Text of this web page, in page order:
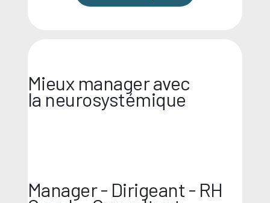
Mieux manager avec
la neurosystémique
Manager - Dirigeant - RH